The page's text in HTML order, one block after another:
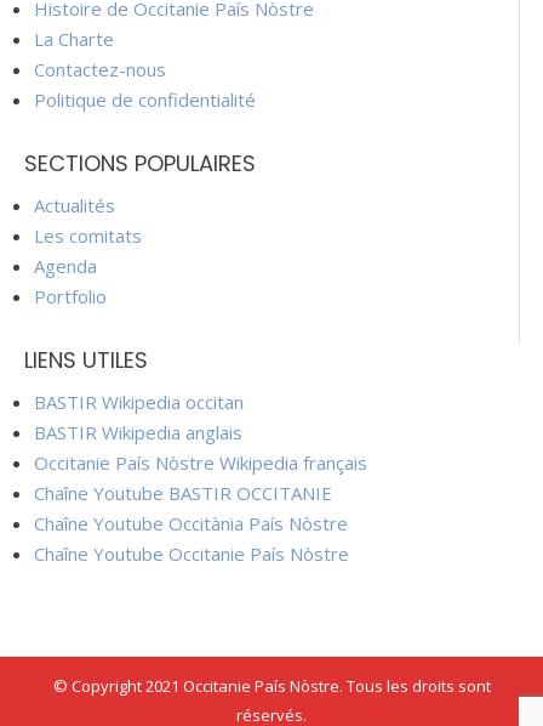
Histoire de Occitanie País Nòstre
La Charte
Contactez-nous
Politique de confidentialité
SECTIONS POPULAIRES
Actualités
Les comitats
Agenda
Portfolio
LIENS UTILES
BASTIR Wikipedia occitan
BASTIR Wikipedia anglais
Occitanie País Nòstre Wikipedia français
Chaîne Youtube BASTIR OCCITANIE
Chaîne Youtube Occitània País Nòstre
Chaîne Youtube Occitanie País Nòstre
© Copyright 2021 Occitanie País Nòstre. Tous les droits sont
réservés.